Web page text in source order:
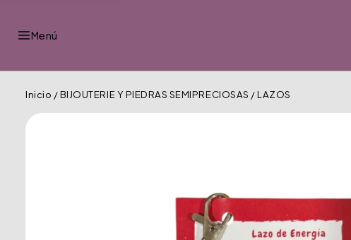
Menú
Inicio /BIJOUTERIE Y PIEDRAS SEMIPRECIOSAS /LAZOS